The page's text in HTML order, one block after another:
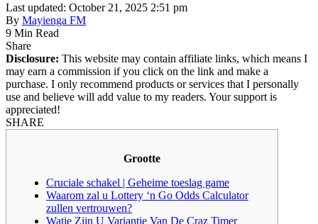
Last updated: October 21, 2025 2:51 pm
By Mayienga FM
9 Min Read
Share
Disclosure: This website may contain affiliate links, which means I
may earn a commission if you click on the link and make a
purchase. I only recommend products or services that I personally
use and believe will add value to my readers. Your support is
appreciated!
SHARE
Grootte
Cruciale schakel | Geheime toeslag game
Waarom zal u Lottery ‘n Go Odds Calculator
zullen vertrouwen?
Watje Zijn U Variantie Van De Craz Timer